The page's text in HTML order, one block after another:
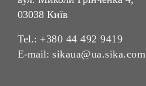
03038 Київ
Tel.: +380 44 492 9419
E-mail: sikaua@ua.sika.com